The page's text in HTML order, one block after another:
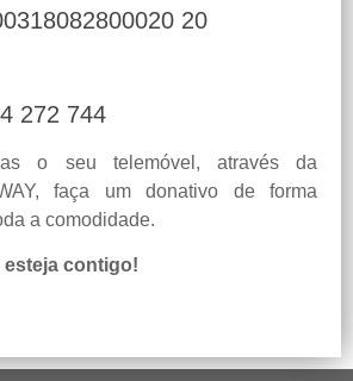
20
272 744
o seu telemóvel, através da
faça um donativo de forma
a comodidade.
esteja contigo!